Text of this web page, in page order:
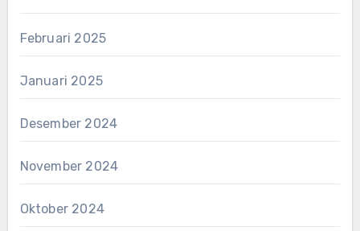
Februari 2025
Januari 2025
Desember 2024
November 2024
Oktober 2024